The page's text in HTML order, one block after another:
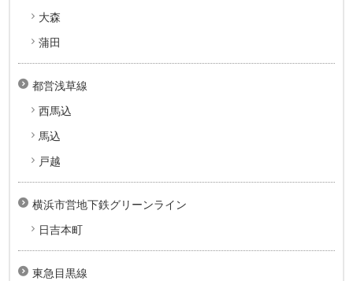
大森
蒲田
都営浅草線
西馬込
馬込
戸越
横浜市営地下鉄グリーンライン
日吉本町
東急目黒線